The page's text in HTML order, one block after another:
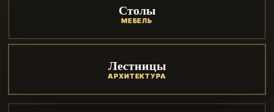
Столы
МЕБЕЛЬ
Лестницы
АРХИТЕКТУРА